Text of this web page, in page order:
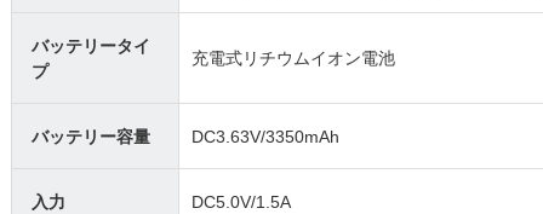
バッテリータイ
プ
充電式リチウムイオン電池
バッテリー容量 DC3.63V/3350mAh
入力 DC5.0V/1.5A